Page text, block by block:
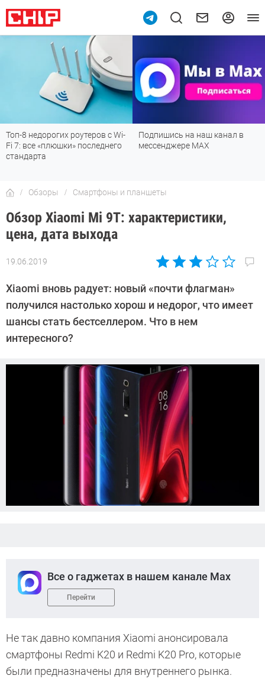
Подпишись на наш канал в
мессенджере МАХ
Рейтинг телевизоров 2026:
лучшие модели для гостиной,
Обзоры Смартфоны и планшеты
Обзор Xiaomi Mi 9T: характеристики,
цена, дата выхода
19.06.2019
Автор:
Xiaomi вновь радует: новый «почти флагман»
получился настолько хорош и недорог, что имеет
шансы стать бестселлером. Что в нем
интересного?
Все о гаджетах в нашем канале Max
Перейти
Не так давно компания Xiaomi анонсировала
смартфоны Redmi K20 и Redmi K20 Pro, которые
были предназначены для внутреннего рынка.